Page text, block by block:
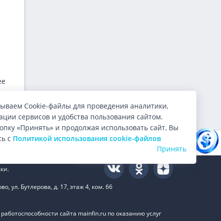
Оцените нас: 4.9из 5 (10000голосов)
ул. Бутлерова, д. 17, этаж 4, ком. 66
сайта mainfin.ru по оказанию услуг
Каким будет курс доллара
завтра? Читайте прогноз!
Cookie-файлы для проведения аналитики,
сервисов и удобства пользования сайтом.
«Принять» и продолжая использовать сайт, Вы
с Политикой использования cookie-файлов
Принять